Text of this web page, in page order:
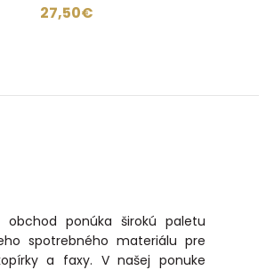
27,50€
obchod ponúka širokú paletu
spotrebného materiálu pre
a faxy. V našej ponuke